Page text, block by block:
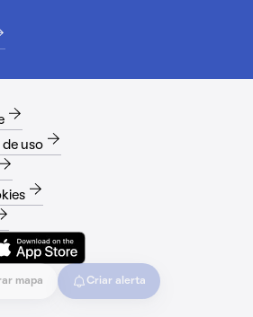
mapa Criar alerta
de uso